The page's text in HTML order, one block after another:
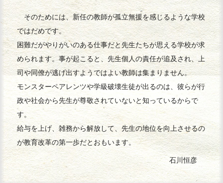
そのためには、新任の教師が孤立無援を感じるような学校
ではだめです。
困難だがやりがいのある仕事だと先生たちが思える学校が求
められます。事が起こると、先生個人の責任が追及され、上
司や同僚が逃げ出すようではよい教師は集まりません。
モンスターペアレンツや学級破壊生徒が出るのは、彼らが行
政や社会から先生が尊敬されていないと知っているからで
す。
給与を上げ、雑務から解放して、先生の地位を向上させるの
が教育改革の第一歩だとおもいます。
石川恒彦